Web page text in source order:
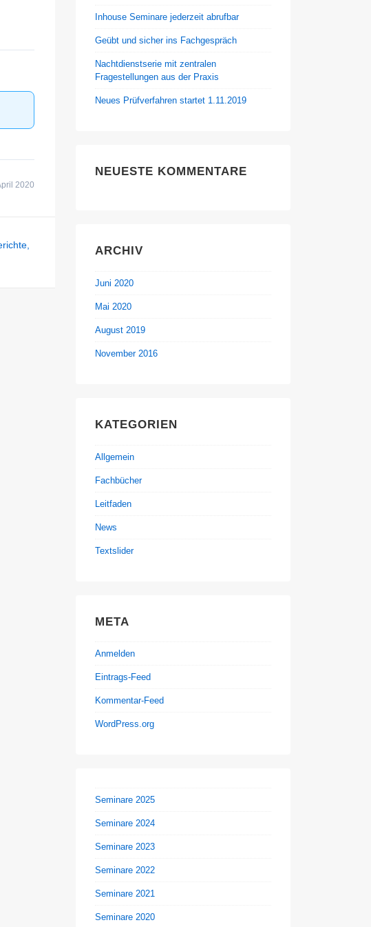
2020
Inhouse Seminare jederzeit abrufbar
Geübt und sicher ins Fachgespräch
Nachtdienstserie mit zentralen
Fragestellungen aus der Praxis
Neues Prüfverfahren startet 1.11.2019
NEUESTE KOMMENTARE
ARCHIV
Juni 2020
Mai 2020
August 2019
November 2016
KATEGORIEN
Allgemein
Fachbücher
Leitfaden
News
Textslider
META
Anmelden
Eintrags-Feed
Kommentar-Feed
WordPress.org
Seminare 2025
Seminare 2024
Seminare 2023
Seminare 2022
Seminare 2021
Seminare 2020